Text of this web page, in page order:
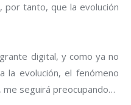
por tanto, que la evolución
digital, y como ya no
la evolución, el fenómeno
me seguirá preocupando…